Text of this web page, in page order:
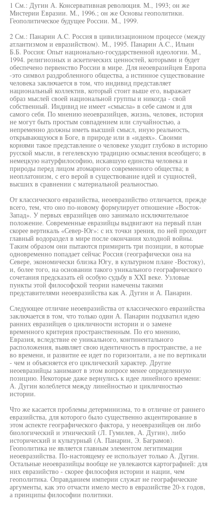
1 См.: Дугин А. Консервативная революция. М., 1993; он же
Мистерии Евразии. М., 1996.; он же Основы геополитики.
Геополитическое будущее России. M., 1999.
2 См.: Панарин A.C. Россия в цивилизационном процессе (между
атлантизмом и евразийством). М., 1995. Панарин A.C., Ильин
Б.Б. Россия: Опыт национально-государственной идеологии. М.,
1994. религиозных и аскетических ценностей, которыми и будет
обеспечено первенство России в мире. Для неоевразийцев Европа
-это символ раздробленного общества, а истинное существование
человека заключается в том, что индивид представляет
национальный коллектив, который стоит выше его, выражает
образ мыслей своей национальной группы и никогда - свой
собственный. Индивид не имеет «смысла» в себе самом и для
самого себя. По мнению неоевразийцев, жизнь, человек, история
не могут быть простым совпадением или случайностью, а
непременно должны иметь высший смысл, иную реальность,
открывающуюся в Боге, в природе или в «идеях». Своими
корнями такое представление о человеке уходит глубоко в историю
русской мысли, в гегелевскую традицию осмысления всеобщего; в
немецкую натурфилософию, искавшую единства человека и
природы перед лицом атомарного современного общества; в
неоплатонизм, с его верой в существование идей и сущностей,
высших в сравнении с материальной реальностью.
От классического евразийства, неоевразийство отличается, прежде
всего, тем, что оно по-новому формулирует отношение «Восток-
Запад». У первых евразийцев оно занимало исключительное
положение. Современные евразийцы выдвигают на первый план
скорее вертикаль «Север-Юг»: с их точки зрения, по ней проходит
главный водораздел в мире после окончания холодной войны.
Таким образом они пытаются примирить три позиции, в которые
одновременно попадает сейчас Россия (географически она на
Севере, экономически близка Югу, в культурном плане -Востоку),
и, более того, на основании такого уникального географического
сочетания предсказать ей особую судьбу в XXI веке. Узловые
пункты этой философской теории намечены такими
представителями неоевразийства как А. Дугин и А. Панарин.
Следующее отличие неоевразийства от классического евразийства
заключается в том, что только один А. Панарин подхватил идею
ранних евразийцев о цикличности истории и о замене
временного критерия пространственным. По его мнению,
Евразия, вследствие ее уникального, континентального
расположения, выявляет свою идентичность в пространстве, а не
во времени, и развитие ее идет по горизонтали, а не по вертикали
- чем и объясняется его циклический характер. Другие
неоевразийцы занимают в этом вопросе менее определенную
позицию. Некоторые даже вернулись к идее линейного времени:
А. Дугин колеблется между линейностью и цикличностью
истории.
Что же касается проблемы детерминизма, то в отличие от раннего
евразийства, для которого было существенно акцентирование в
этом аспекте географического фактора, у неоевразийцев он либо
биологический и этнический (Л. Гумилев, А. Дугин), либо
исторический и культурный (А. Панарин, Э. Баграмов).
Геополитика не является главным элементом легитимации
неоевразийства. По-настоящему ее использует только А. Дугин.
Остальные неоевразийцы вообще не увлекаются картографией: для
них евразийство - скорее философия истории и нации, чем
геополитика. Оправданием империи служат не географические
аргументы, как это отчасти имело место в евразийстве 20-х годов,
а принципы философии политики.